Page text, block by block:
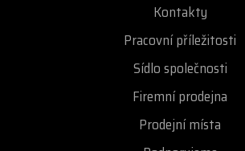
- látkový sáček a pevné pouzdro součástí balení
skla: polykarbonátové čočky UV400
Kontakty
Pracovní příležitosti
Sídlo společnosti
Firemní prodejna
Prodejní místa